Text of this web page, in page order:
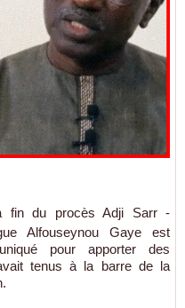
fin du procès Adji Sarr -
Alfouseynou Gaye est
pour apporter des
tenus à la barre de la